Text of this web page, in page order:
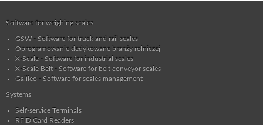
Software for weighing scales
GSW - Software for truck and rail scales
Oprogramowanie dedykowane branży rolniczej
X-Scale - Software for industrial scales
X-Scale Belt - Software for belt conveyor scales
Galileo - Software for scales management
Systems
Self-service Terminals
RFID Card Readers